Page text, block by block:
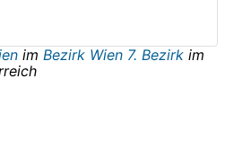
im Bezirk Wien 7. Bezirk im